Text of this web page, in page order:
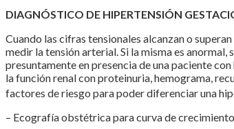
DIAGNÓSTICO DE HIPERTENSIÓN
Cuando las cifras tensionales alcanzan o
medir la tensión arterial. Si la misma es
presuntamente en presencia de una paciente
la función renal con proteinuria, hemograma,
factores de riesgo para poder diferenciar una
– Ecografía obstétrica para curva de